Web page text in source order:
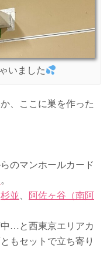
いました
、ここに巣を作った
のマンホールカード
。
杉並
阿佐ヶ谷（南阿
中…と西東京エリアカ
もセットで立ち寄り